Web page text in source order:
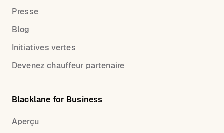
Presse
Blog
Initiatives vertes
Devenez chauffeur partenaire
Blacklane for Business
Aperçu